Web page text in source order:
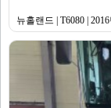
뉴홀랜드 | T6080 |